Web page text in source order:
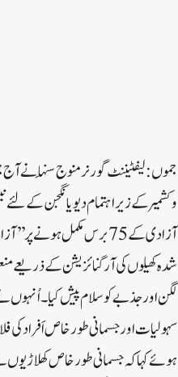
جموں: لیفٹیننٹ گورنر منوج سِنہا نے
آزادی کے 75 برس مکمل
شدہ کھیلوں کی آرگنائزیشن کے ذریعے
لگن اور جذبے کو سلام پیش کیا ۔
سہولیات اور جسمانی طورخاص اَفراد کی
ہوئے کہا کہ جسمانی طور خاص کھلاڑیوں